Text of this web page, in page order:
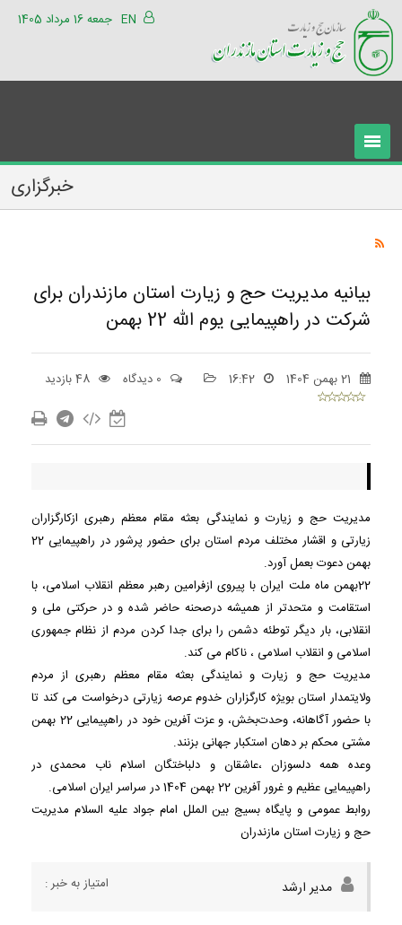
جمعه 16 مرداد 1405 EN
خبرگزاری
بیانیه مدیریت حج و زیارت استان مازندران برای
شرکت در راهپیمایی یوم الله 22 بهمن
21 بهمن 1404 16:42 0 دیدگاه 48 بازدید
مدیریت حج و زیارت و نمایندگی بعثه مقام معظم رهبری ازکارگزاران
زیارتی و اقشار مختلف مردم استان برای حضور پرشور در راهپیمایی 22
بهمن دعوت بعمل آورد.
22بهمن ماه ملت ایران با پیروی ازفرامین رهبر معظم انقلاب اسلامی، با
استقامت و متحدتر از همیشه درصحنه حاضر شده و در حرکتی ملی و
انقلابی، بار دیگر توطئه دشمن را برای جدا کردن مردم از نظام جمهوری
اسلامی و انقلاب اسلامی ، ناکام می کند.
مدیریت حج و زیارت و نمایندگی بعثه مقام معظم رهبری از مردم
ولایتمدار استان بویژه کارگزاران خدوم عرصه زیارتی درخواست می کند تا
با حضور آگاهانه، وحدت‌بخش، و عزت‌ آفرین خود در راهپیمایی 22 بهمن
مشتی محکم بر دهان استکبار جهانی بزنند.
وعده همه دلسوزان ،عاشقان و دلباختگان اسلام ناب محمدی در
راهپیمایی عظیم و غرور آفرین 22 بهمن 1404 در سراسر ایران اسلامی.
روابط عمومی و پایگاه بسیج بین الملل امام جواد علیه السلام مدیریت
حج و زیارت استان مازندران
مدیر ارشد امتیاز به خبر :